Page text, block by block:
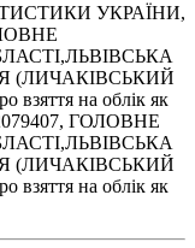
УКРАЇНИ,
(ЛИЧАКІВСЬКИЙ
на облік як
ГОЛОВНЕ
(ЛИЧАКІВСЬКИЙ
на облік як